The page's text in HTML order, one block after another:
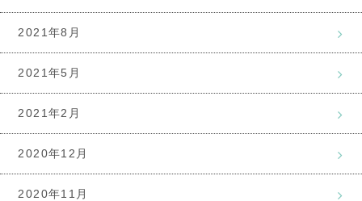
2021年8月
2021年5月
2021年2月
2020年12月
2020年11月